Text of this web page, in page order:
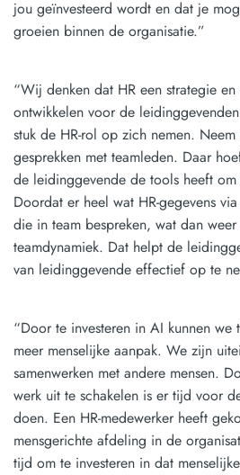
jou geïnvesteerd wordt en dat je
groeien binnen de organisatie.”
“Wij denken dat HR een strategie
ontwikkelen voor de
stuk de HR-rol op zich nemen.
gesprekken met teamleden. Daar
de leidinggevende de tools heeft
Doordat er heel wat HR-gegevens
die in team bespreken, wat dan
teamdynamiek. Dat helpt de
van leidinggevende effectief op te
“Door te investeren in AI kunnen
meer menselijke aanpak. We zijn
samenwerken met andere mensen.
werk uit te schakelen is er tijd voor
doen. Een HR-medewerker heeft
mensgerichte afdeling in de
tijd om te investeren in dat